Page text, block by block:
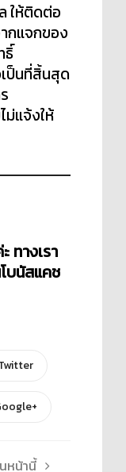
ให้ติดต่อ
กแจกของ
ธิ์
ป็นที่สิ้นสุด
ม่แจ้งให้
ทางเรา
บนัสแคช
หน้านี้